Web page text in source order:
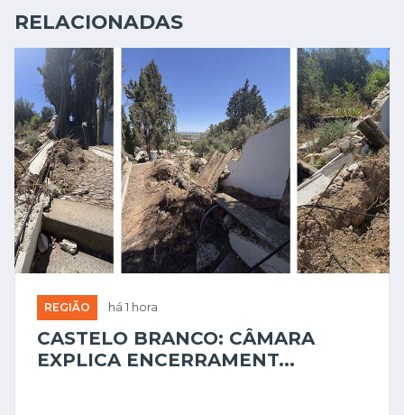
RELACIONADAS
REGIÃO há 1 hora
CASTELO BRANCO: CÂMARA
EXPLICA ENCERRAMENT...